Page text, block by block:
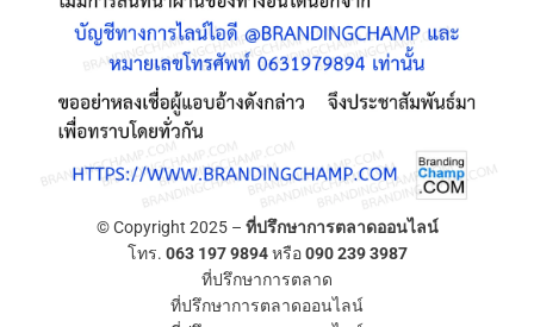
© Copyright 2025 – ที่ปรึกษาการตลาดออนไลน์
โทร. 063 197 9894หรือ090 239 3987
ที่ปรึกษาการตลาด
ที่ปรึกษาการตลาดออนไลน์